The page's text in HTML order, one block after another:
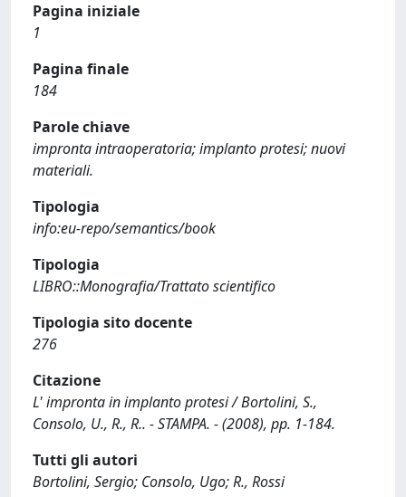
Pagina iniziale
1
Pagina finale
184
Parole chiave
impronta intraoperatoria; implanto protesi; nuovi
materiali.
Tipologia
info:eu-repo/semantics/book
Tipologia
LIBRO::Monografia/Trattato scientifico
Tipologia sito docente
276
Citazione
L' impronta in implanto protesi / Bortolini, S.,
Consolo, U., R., R.. - STAMPA. - (2008), pp. 1-184.
Tutti gli autori
Bortolini, Sergio; Consolo, Ugo; R., Rossi